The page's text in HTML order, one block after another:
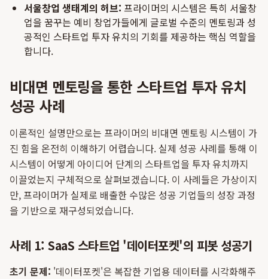
서울창업 생태계의 허브: 프라이머의 시스템은 특히 서울창
업을 꿈꾸는 예비 창업가들에게 글로벌 수준의 멘토링과 성
공적인 스타트업 투자 유치의 기회를 제공하는 핵심 역할을
합니다.
비대면 멘토링을 통한 스타트업 투자 유치
성공 사례
이론적인 설명만으로는 프라이머의 비대면 멘토링 시스템이 가
진 힘을 온전히 이해하기 어렵습니다. 실제 성공 사례를 통해 이
시스템이 어떻게 아이디어 단계의 스타트업을 투자 유치까지
이끌었는지 구체적으로 살펴보겠습니다. 이 사례들은 가상이지
만, 프라이머가 실제로 배출한 수많은 성공 기업들의 성장 과정
을 기반으로 재구성되었습니다.
사례 1: SaaS 스타트업 '데이터포켓'의 피봇 성공기
초기 문제: '데이터포켓'은 복잡한 기업용 데이터를 시각화해주